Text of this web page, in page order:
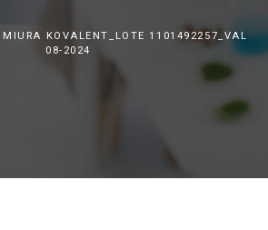
MIURA KOVALENT_LOTE 1101492257_VAL
08-2024